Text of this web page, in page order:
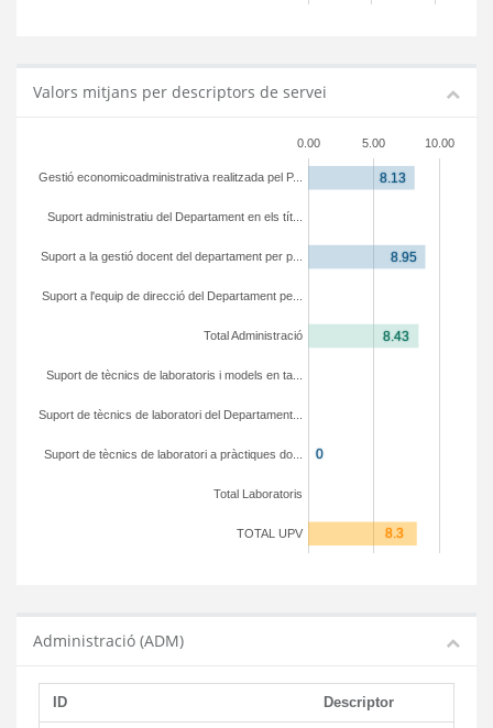
Valors mitjans per descriptors de servei
0.00 5.00 10.00
TOTAL UPV
Total Laboratoris
Suport de tècnics de laboratori a pràctiques do...
Suport de tècnics de laboratori del Departament...
Suport de tècnics de laboratoris i models en ta...
Total Administració
Suport a l'equip de direcció del Departament pe...
Suport a la gestió docent del departament per p...
Suport administratiu del Departament en els tít...
Gestió economicoadministrativa realitzada pel P...
Administració (ADM)
ID Descriptor